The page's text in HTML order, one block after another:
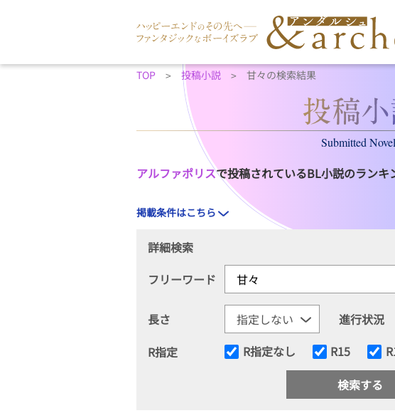
TOP 投稿小説 甘々の検索結果
Submitted
アルファポリスで投稿されているBL小説のランキ
掲載条件はこちら
詳細検索
フリーワード
長さ
進行状況
R指定
R指定なし R15